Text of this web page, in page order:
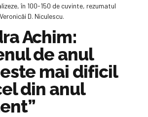
în 100-150 de cuvinte, rezumatul
D. Niculescu.
Achim:
de anul
mai dificil
din anul